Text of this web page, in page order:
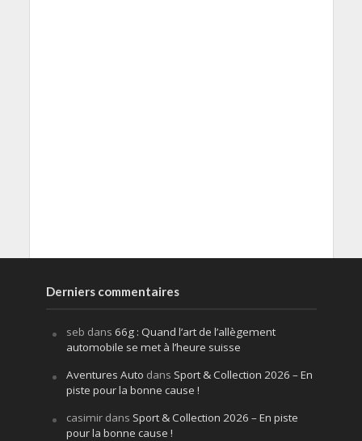
Derniers commentaires
seb dans 66g : Quand l’art de l’allègement
automobile se met à l’heure suisse
Aventures Auto dans Sport & Collection 2026 – En
piste pour la bonne cause !
casimirdans Sport & Collection 2026 – En piste
pour la bonne cause !